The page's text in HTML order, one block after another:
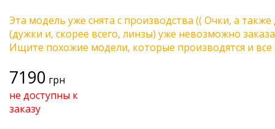
Эта модель уже снята с производства (( Очки, а
(дужки и, скорее всего, линзы) уже невозможно
Ищите похожие модели, которые производятся и
7190 грн
не доступны к
заказу